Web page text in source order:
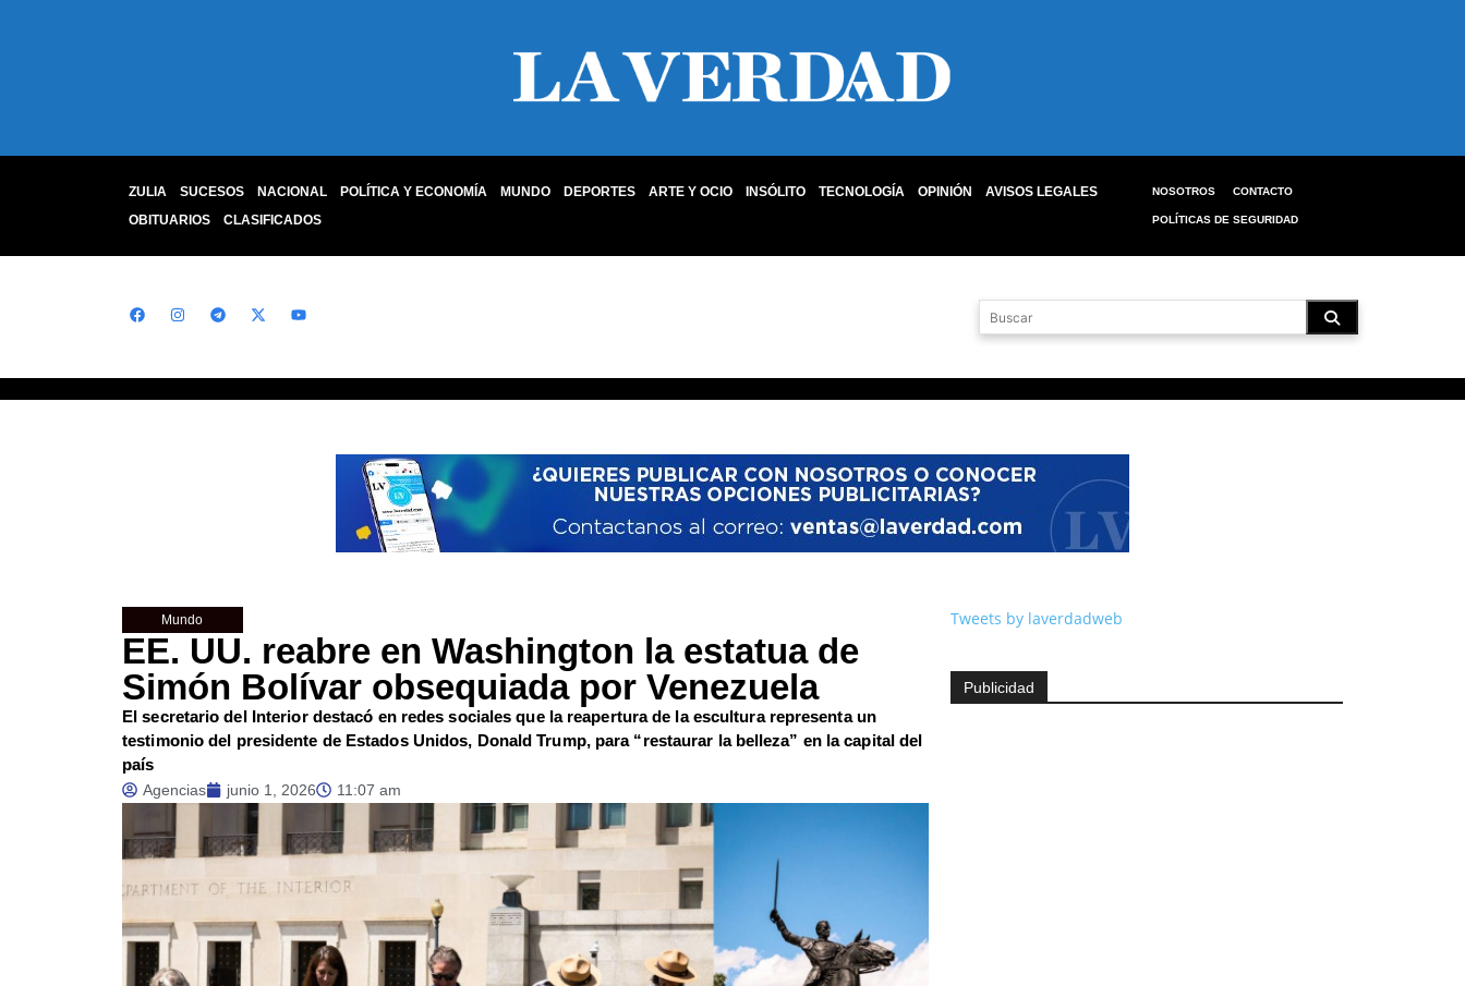
ZULIA SUCESOS NACIONAL POLÍTICA Y ECONOMÍA MUNDO DEPORTES ARTE Y OCIO INSÓLITO TECNOLOGÍA OPINIÓN
AVISOS LEGALES
OBITUARIOS
CLASIFICADOS
NOSOTROS CONTACTO
POLÍTICAS DE SEGURIDAD
Mundo
EE. UU. reabre en Washington la estatua de
Simón Bolívar obsequiada por Venezuela
El secretario del Interior destacó en redes sociales que la reapertura de la escultura representa un
testimonio del presidente de Estados Unidos, Donald Trump, para “restaurar la belleza” en la capital del
país
Agencias junio 1, 2026 11:07 am
Tweets by laverdadweb
Publicidad